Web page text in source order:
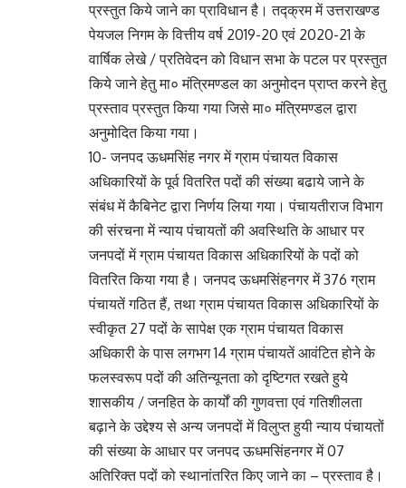
प्रस्तुत किये जाने का प्राविधान है। तद्क्रम में उत्तराखण्ड
पेयजल निगम के वित्तीय वर्ष 2019-20 एवं 2020-21 के
वार्षिक लेखे / प्रतिवेदन को विधान सभा के पटल पर प्रस्तुत
किये जाने हेतु मा० मंत्रिमण्डल का अनुमोदन प्राप्त करने हेतु
प्रस्ताव प्रस्तुत किया गया जिसे मा० मंत्रिमण्डल द्वारा
अनुमोदित किया गया।
10- जनपद ऊधमसिंह नगर में ग्राम पंचायत विकास
अधिकारियों के पूर्व वितरित पदों की संख्या बढाये जाने के
संबंध में कैबिनेट द्वारा निर्णय लिया गया। पंचायतीराज विभाग
की संरचना में न्याय पंचायतों की अवस्थिति के आधार पर
जनपदों में ग्राम पंचायत विकास अधिकारियों के पदों को
वितरित किया गया है। जनपद ऊधमसिंहनगर में 376 ग्राम
पंचायतें गठित हैं, तथा ग्राम पंचायत विकास अधिकारियों के
स्वीकृत 27 पदों के सापेक्ष एक ग्राम पंचायत विकास
अधिकारी के पास लगभग 14 ग्राम पंचायतें आवंटित होने के
फलस्वरूप पदों की अतिन्यूनता को दृष्टिगत रखते हुये
शासकीय / जनहित के कार्यों की गुणवत्ता एवं गतिशीलता
बढ़ाने के उद्देश्य से अन्य जनपदों में विलुप्त हुयी न्याय पंचायतों
की संख्या के आधार पर जनपद ऊधमसिंहनगर में 07
अतिरिक्त पदों को स्थानांतरित किए जाने का – प्रस्ताव है।